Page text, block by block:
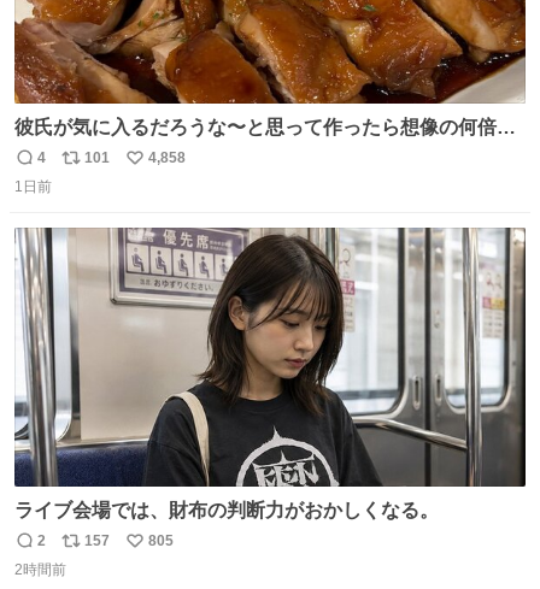
彼氏が気に入るだろうな〜と思って作ったら想像の何倍も
美味しい美味しい言ってくれて嬉しい
返
信
4
リ
ト
101
い
数
4,858
1日前
ライブ会場では、財布の判断力がおかしくなる。
返
信
2
リ
ポ
157
い
805
2時間前